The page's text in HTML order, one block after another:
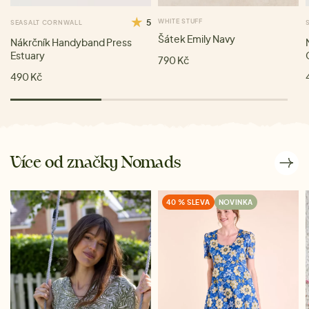
SEASALT CORNWALL 5
Nákrčník Handyband Press
Estuary
490 Kč
WHITE STUFF
Šátek Emily Navy
790 Kč
Více od značky Nomads
40 % SLEVA NOVINKA